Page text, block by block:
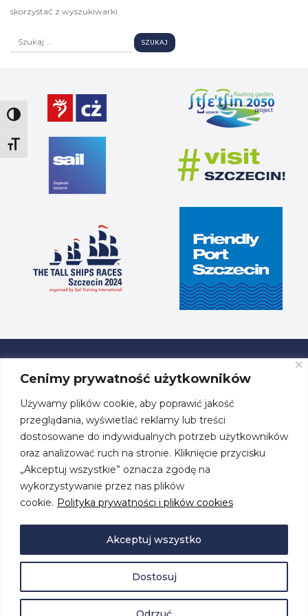
Cenimy prywatność użytkowników
Używamy plików cookie, aby poprawić jakość
przeglądania, wyświetlać reklamy lub treści
dostosowane do indywidualnych potrzeb użytkowników
oraz analizować ruch na stronie. Kliknięcie przycisku
„Akceptuj wszystkie” oznacza zgodę na
wykorzystywanie przez nas plików
cookie. Polityka prywatności i plików cookies
Dostosuj
Akceptuj wszystko
Toggle High Contrast
Toggle Font size
skorzystać z wyszukiwarki.
ul. Przestrzenna 19, 70-800 Szczecin
tel. +48 91 460 08 44